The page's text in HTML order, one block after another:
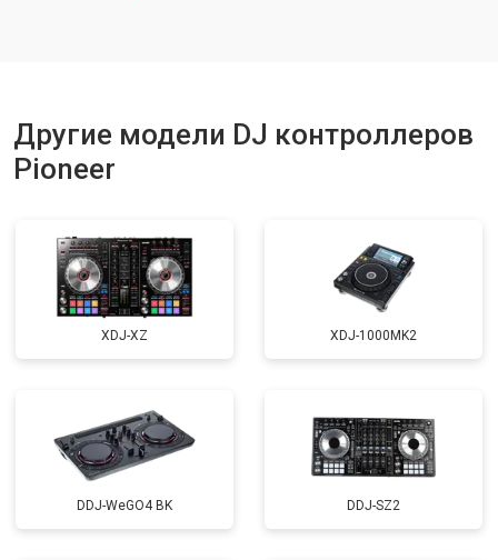
Другие модели DJ контроллеров
Pioneer
XDJ-XZ XDJ-1000MK2
DDJ-WeGO4 BK DDJ-SZ2